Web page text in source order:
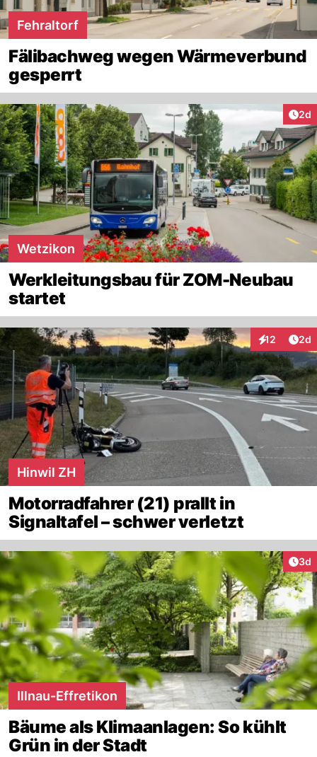
Fehraltorf
Fälibachweg wegen Wärmeverbund
gesperrt
2d
Wetzikon
Werkleitungsbau für ZOM-Neubau
startet
12
Interaktionen
2d
Hinwil ZH
Motorradfahrer (21) prallt in
Signaltafel – schwer verletzt
3d
Illnau-Effretikon
Bäume als Klimaanlagen: So kühlt
Grün in der Stadt